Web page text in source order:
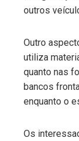
outros
Outro
utiliza
quanto nas
bancos
enquanto o
Os